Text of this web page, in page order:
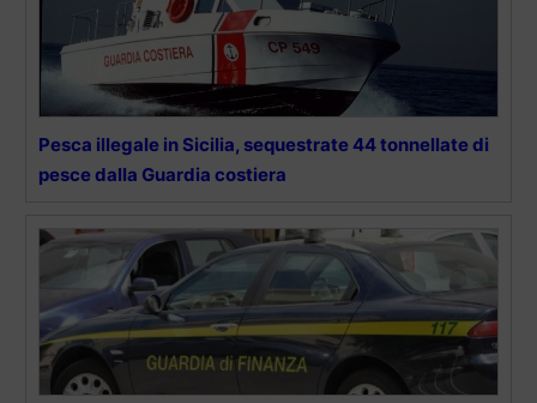
Pesca illegale in Sicilia, sequestrate 44 tonnellate di
pesce dalla Guardia costiera